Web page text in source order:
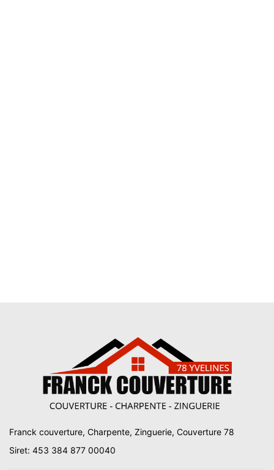
Franck couverture, Charpente, Zinguerie, Couverture 78
Siret: 453 384 877 00040